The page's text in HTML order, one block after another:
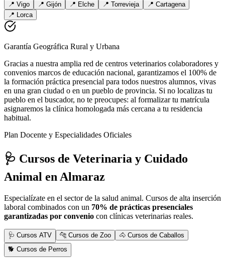
📍 Vigo 📍 Gijón 📍 Elche 📍 Torrevieja 📍 Cartagena
📍 Lorca
Garantía Geográfica Rural y Urbana
Gracias a nuestra amplia red de centros veterinarios colaboradores y
convenios marcos de educación nacional, garantizamos el 100% de
la formación práctica presencial para todos nuestros alumnos, vivas
en una gran ciudad o en un pueblo de provincia. Si no localizas tu
pueblo en el buscador, no te preocupes: al formalizar tu matrícula
asignaremos la clínica homologada más cercana a tu residencia
habitual.
Plan Docente y Especialidades Oficiales
🩺 Cursos de Veterinaria y Cuidado
Animal en Almaraz
Especialízate en el sector de la salud animal. Cursos de alta inserción
laboral combinados con un 70% de prácticas presenciales
garantizadas por convenio con clínicas veterinarias reales.
🩺 Cursos ATV 🐆 Cursos de Zoo
🐴 Cursos de Caballos
🐕 Cursos de Perros